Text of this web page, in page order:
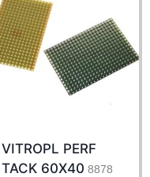
VITROPL PERF
TACK 60X40 8878